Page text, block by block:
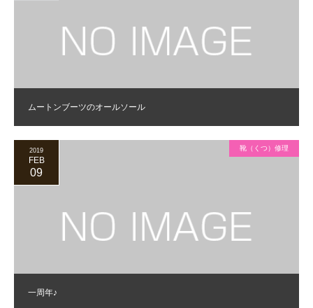
ムートンブーツのオールソール
一周年♪
2019
FEB
09
靴（くつ）修理